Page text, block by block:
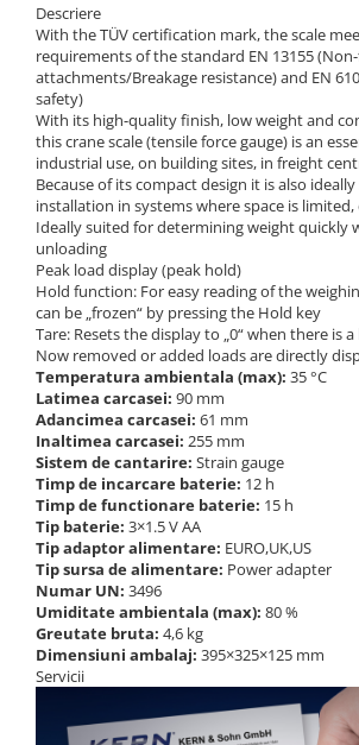
Descriere
With the TÜV certification mark, the scale
requirements of the standard EN 13155
attachments/Breakage resistance) and EN
safety)
With its high-quality finish, low weight and
this crane scale (tensile force gauge) is an
industrial use, on building sites, in freight
Because of its compact design it is also
installation in systems where space is limited,
Ideally suited for determining weight quickly
unloading
Peak load display (peak hold)
Hold function: For easy reading of the
can be „frozen“ by pressing the Hold key
Tare: Resets the display to „0“ when there is
Now removed or added loads are directly
Temperatura ambientala (max): 35 °C
Latimea carcasei: 90 mm
Adancimea carcasei: 61 mm
Inaltimea carcasei: 255 mm
Sistem de cantarire: Strain gauge
Timp de incarcare baterie: 12 h
Timp de functionare baterie: 15 h
Tip baterie: 3×1.5 V AA
Tip adaptor alimentare: EURO,UK,US
Tip sursa de alimentare: Power adapter
Numar UN: 3496
Umiditate ambientala (max): 80 %
Greutate bruta: 4,6 kg
Dimensiuni ambalaj: 395×325×125 mm
Servicii